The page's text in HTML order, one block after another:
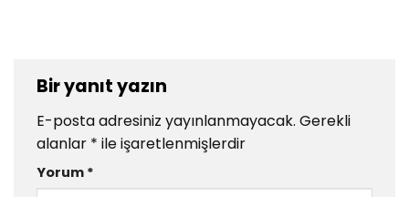
Bir yanıt yazın
E-posta adresiniz yayınlanmayacak. Gerekli
alanlar * ile işaretlenmişlerdir
Yorum *